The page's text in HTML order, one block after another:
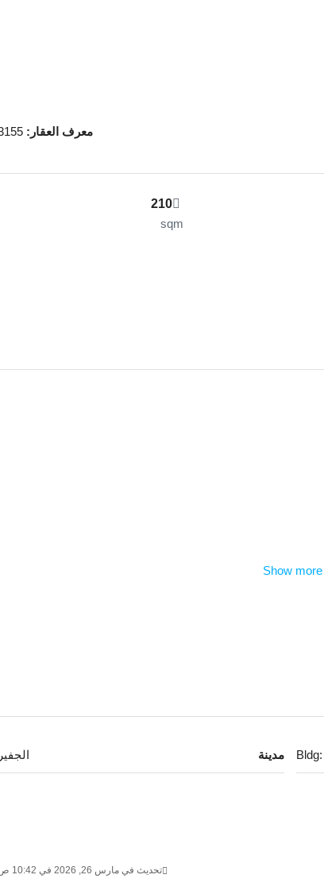
معرف العقار:
210
sqm
Show more
مدينة الجفير
تحديث في مارس 26, 2026 في 10:42 ص